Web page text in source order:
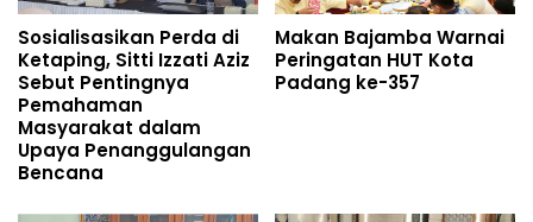
Sosialisasikan Perda di
Ketaping, Sitti Izzati Aziz
Sebut Pentingnya
Pemahaman
Masyarakat dalam
Upaya Penanggulangan
Bencana
Makan Bajamba Warnai
Peringatan HUT Kota
Padang ke-357